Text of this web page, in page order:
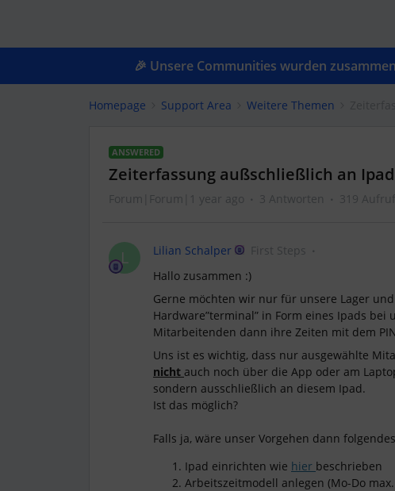
🎉 Unsere Communities wurden
Homepage Support Area Weitere Themen
ANSWERED
Zeiterfassung außschließlich an Ipad
Forum|Forum|1 year ago 3 Antworten 319
L Lilian Schalper
First Steps
Hallo zusammen :)
Gerne möchten wir nur für unsere Lager
Hardware”terminal” in Form eines Ipads
Mitarbeitenden dann ihre Zeiten mit dem
Uns ist es wichtig, dass nur ausgewählte
nicht auch noch über die App oder am
sondern ausschließlich an diesem Ipad.
Ist das möglich?
Falls ja, wäre unser Vorgehen dann
Ipad einrichten wie hier beschrieben
Arbeitszeitmodell anlegen (Mo-Do